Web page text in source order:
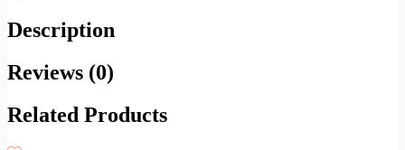
Description
Reviews (0)
Related Products